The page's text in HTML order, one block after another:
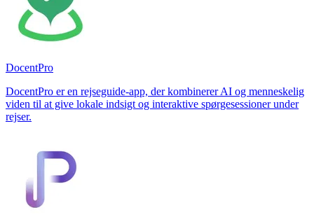
DocentPro
DocentPro er en rejseguide-app, der kombinerer AI og menneskelig
viden til at give lokale indsigt og interaktive spørgesessioner under
rejser.